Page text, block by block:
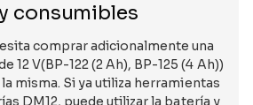
consumibles
comprar adicionalmente una
12 V(BP-122 (2 Ah), BP-125 (4 Ah))
misma. Si ya utiliza herramientas
DM12, puede utilizar la batería y